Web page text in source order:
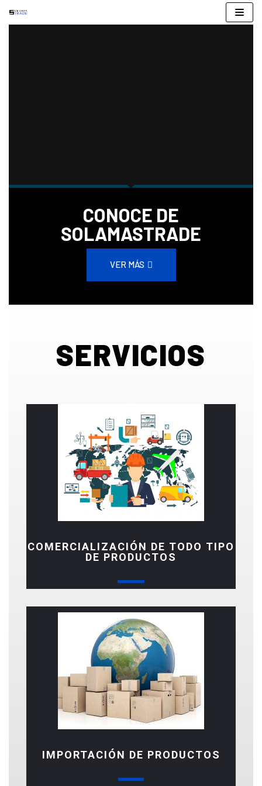
CONOCE DE
SOLAMASTRADE
VER MÁS
SERVICIOS
COMERCIALIZACIÓN DE TODO TIPO
DE PRODUCTOS
IMPORTACIÓN DE PRODUCTOS